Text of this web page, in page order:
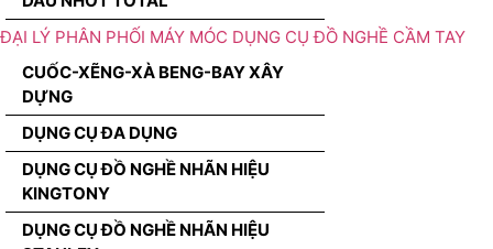
ĐẠI LÝ PHÂN PHỐI MÁY MÓC DỤNG CỤ ĐỒ NGHỀ CẦM TAY
CUỐC-XẼNG-XÀ BENG-BAY XÂY
DỰNG
DỤNG CỤ ĐA DỤNG
DỤNG CỤ ĐỒ NGHỀ NHÃN HIỆU
KINGTONY
DỤNG CỤ ĐỒ NGHỀ NHÃN HIỆU